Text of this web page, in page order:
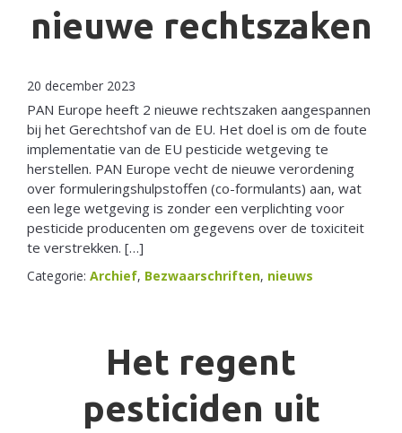
Netherlands
nieuwe rechtszaken
20 december 2023
PAN Europe heeft 2 nieuwe rechtszaken aangespannen
bij het Gerechtshof van de EU. Het doel is om de foute
implementatie van de EU pesticide wetgeving te
herstellen. PAN Europe vecht de nieuwe verordening
over formuleringshulpstoffen (co-formulants) aan, wat
een lege wetgeving is zonder een verplichting voor
pesticide producenten om gegevens over de toxiciteit
te verstrekken. […]
Categorie: Archief, Bezwaarschriften, nieuws
Het regent
pesticiden uit